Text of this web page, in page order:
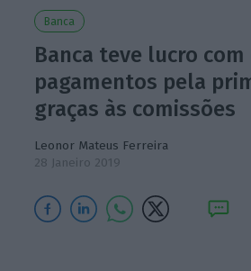
Banca
Banca teve lucro
pagamentos pela
graças às comissões
Leonor Mateus Ferreira
28 Janeiro 2019